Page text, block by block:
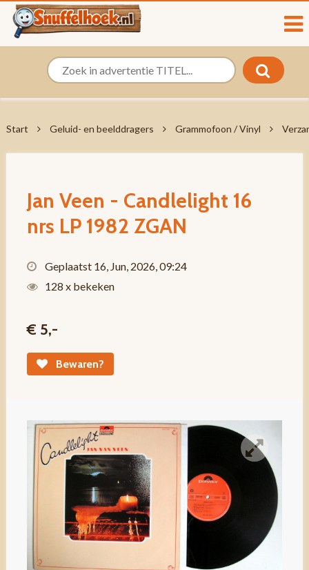
Start Geluid- en beelddragers Grammofoon / Vinyl
Jan Veen - Candlelight 16
nrs LP 1982 ZGAN
Geplaatst 16, Jun, 2026, 09:24
128 x bekeken
€ 5,-
Bewaren?